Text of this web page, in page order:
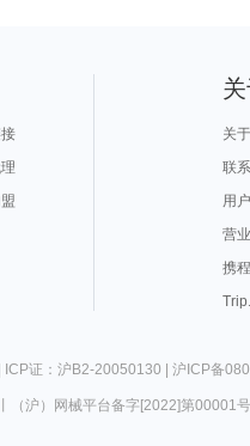
关
联
用
营
携
ICP证：沪B2-20050130 | 沪ICP备
（沪）网械平台备字[2022]第00001号